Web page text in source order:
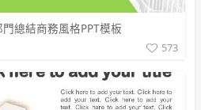
總結商務風格PPT模板
573